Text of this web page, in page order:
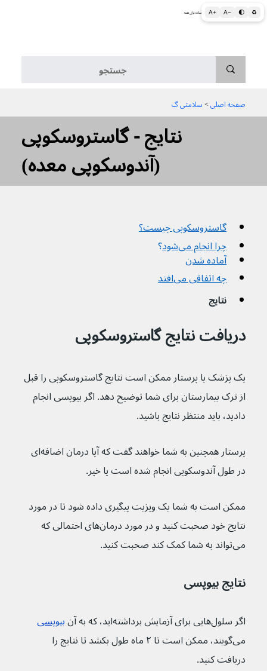
A+ A− 🌓 ♻ اطلاعات پزشکی و بهداشتی به زبان ساده برای همه
صفحه اصلی > سلامتی گ
نتایج - گاستروسکوپی
(آندوسکوپی معده)
گاستروسکوپی چیست؟
چرا انجام می‌شود
؟
آماده شدن
چه اتفاقی می‌افتد
نتایج
دریافت نتایج گاستروسکوپی
یک پزشک یا پرستار ممکن است نتایج گاستروسکوپی را قبل
از ترک بیمارستان برای شما توضیح دهد. اگر بیوپسی انجام
دادید، باید منتظر نتایج باشید.
پرستار همچنین به شما خواهند گفت که آیا درمان اضافه‌ای
در طول آندوسکوپی انجام شده است یا خیر.
ممکن است به شما یک ویزیت پیگیری داده شود تا در مورد
نتایج خود صحبت کنید و در مورد درمان‌های احتمالی که
می‌تواند به شما کمک کند صحبت کنید.
نتایج بیوپسی
اگر سلول‌هایی برای آزمایش برداشته‌اید، که به آن
بیوپسی
می‌گویند، ممکن است تا ۲ ماه طول بکشد تا نتایج را
دریافت کنید.